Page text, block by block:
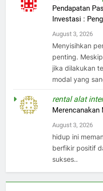
Pendapatan
Investasi :
August 3, 2026
Menyisihkan
penting.
jika dilakukan
modal yang
rental alat
Merencanakan
August 3, 2026
hidup ini
berfikir positif
sukses..